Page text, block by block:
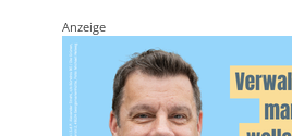
Anzeige